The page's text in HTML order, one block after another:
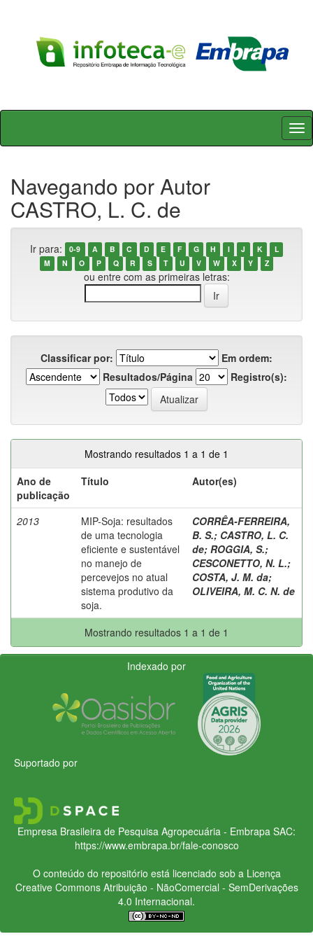
Skip
Navegando por Autor
CASTRO, L. C. de
Ir para: 0-9 A B C D E F G H I J K
L
M
N O P Q R S T U V W X Y Z
ou entre com as primeiras letras:
Classificar por:
Em ordem:
Resultados/Página
Registro(s):
Mostrando resultados 1 a 1 de 1
Ano de
publicação
Título Autor(es)
2013
MIP-Soja: resultados
de uma tecnologia
eficiente e sustentável
no manejo de
percevejos no atual
sistema produtivo da
soja.
CORRÊA-FERREIRA,
B. S.; CASTRO, L. C.
de; ROGGIA, S.;
CESCONETTO, N. L.;
COSTA, J. M. da;
OLIVEIRA, M. C. N. de
Mostrando resultados 1 a 1 de 1
Indexado por
Suportado por
Empresa Brasileira de Pesquisa Agropecuária - Embrapa SAC:
https://www.embrapa.br/fale-conosco
O conteúdo do repositório está licenciado sob a Licença
Creative CommonsAtribuição - NãoComercial - SemDerivações
4.0 Internacional.